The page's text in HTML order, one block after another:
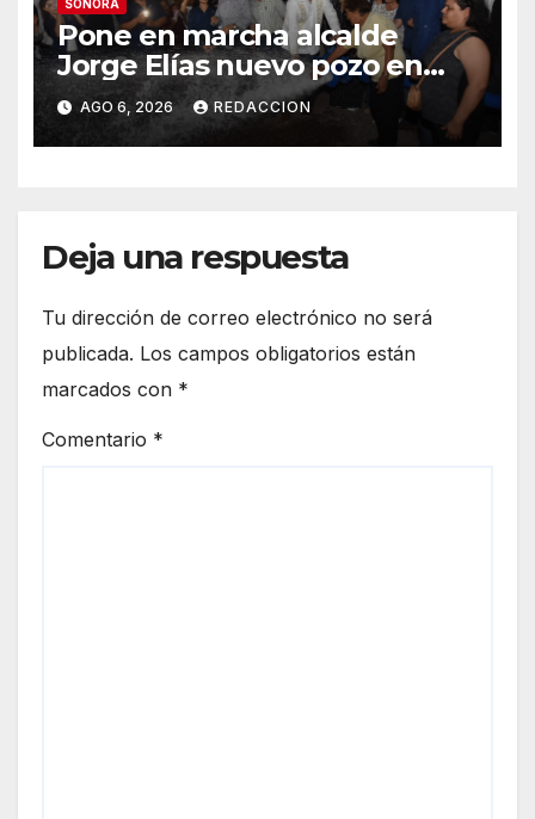
SONORA
Pone en marcha alcalde
Jorge Elías nuevo pozo en
Tierra Blanca, Tesia:
Suministrará 20 litros por
segundo de agua potable
AGO 6, 2026 REDACCION
Deja una respuesta
Tu dirección de correo electrónico no será
publicada. Los campos obligatorios están
marcados con *
Comentario *